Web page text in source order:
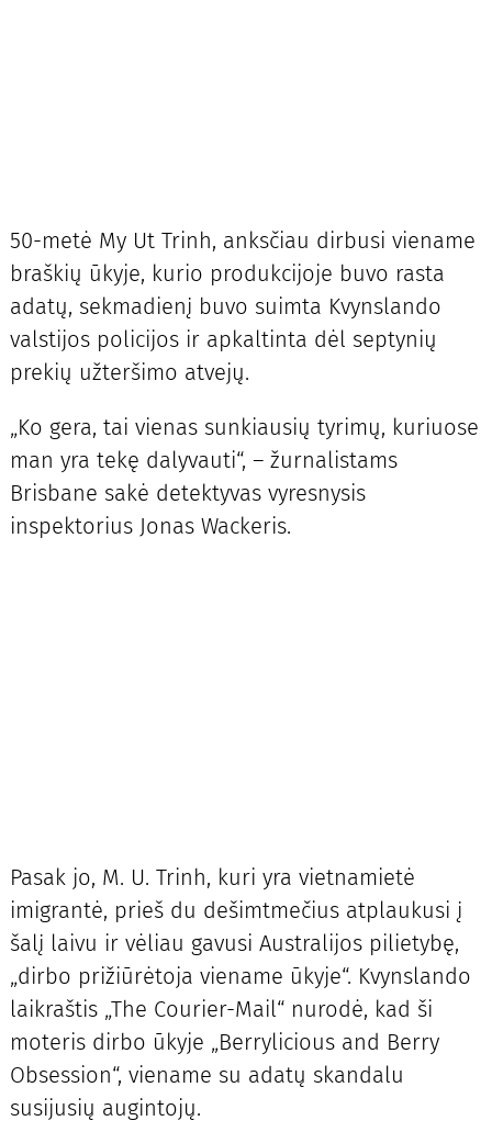
50-metė My Ut Trinh, anksčiau dirbusi viename
braškių ūkyje, kurio produkcijoje buvo rasta
adatų, sekmadienį buvo suimta Kvynslando
valstijos policijos ir apkaltinta dėl septynių
prekių užteršimo atvejų.
„Ko gera, tai vienas sunkiausių tyrimų, kuriuose
man yra tekę dalyvauti“, – žurnalistams
Brisbane sakė detektyvas vyresnysis
inspektorius Jonas Wackeris.
Pasak jo, M. U. Trinh, kuri yra vietnamietė
imigrantė, prieš du dešimtmečius atplaukusi į
šalį laivu ir vėliau gavusi Australijos pilietybę,
„dirbo prižiūrėtoja viename ūkyje“. Kvynslando
laikraštis „The Courier-Mail“ nurodė, kad ši
moteris dirbo ūkyje „Berrylicious and Berry
Obsession“, viename su adatų skandalu
susijusių augintojų.